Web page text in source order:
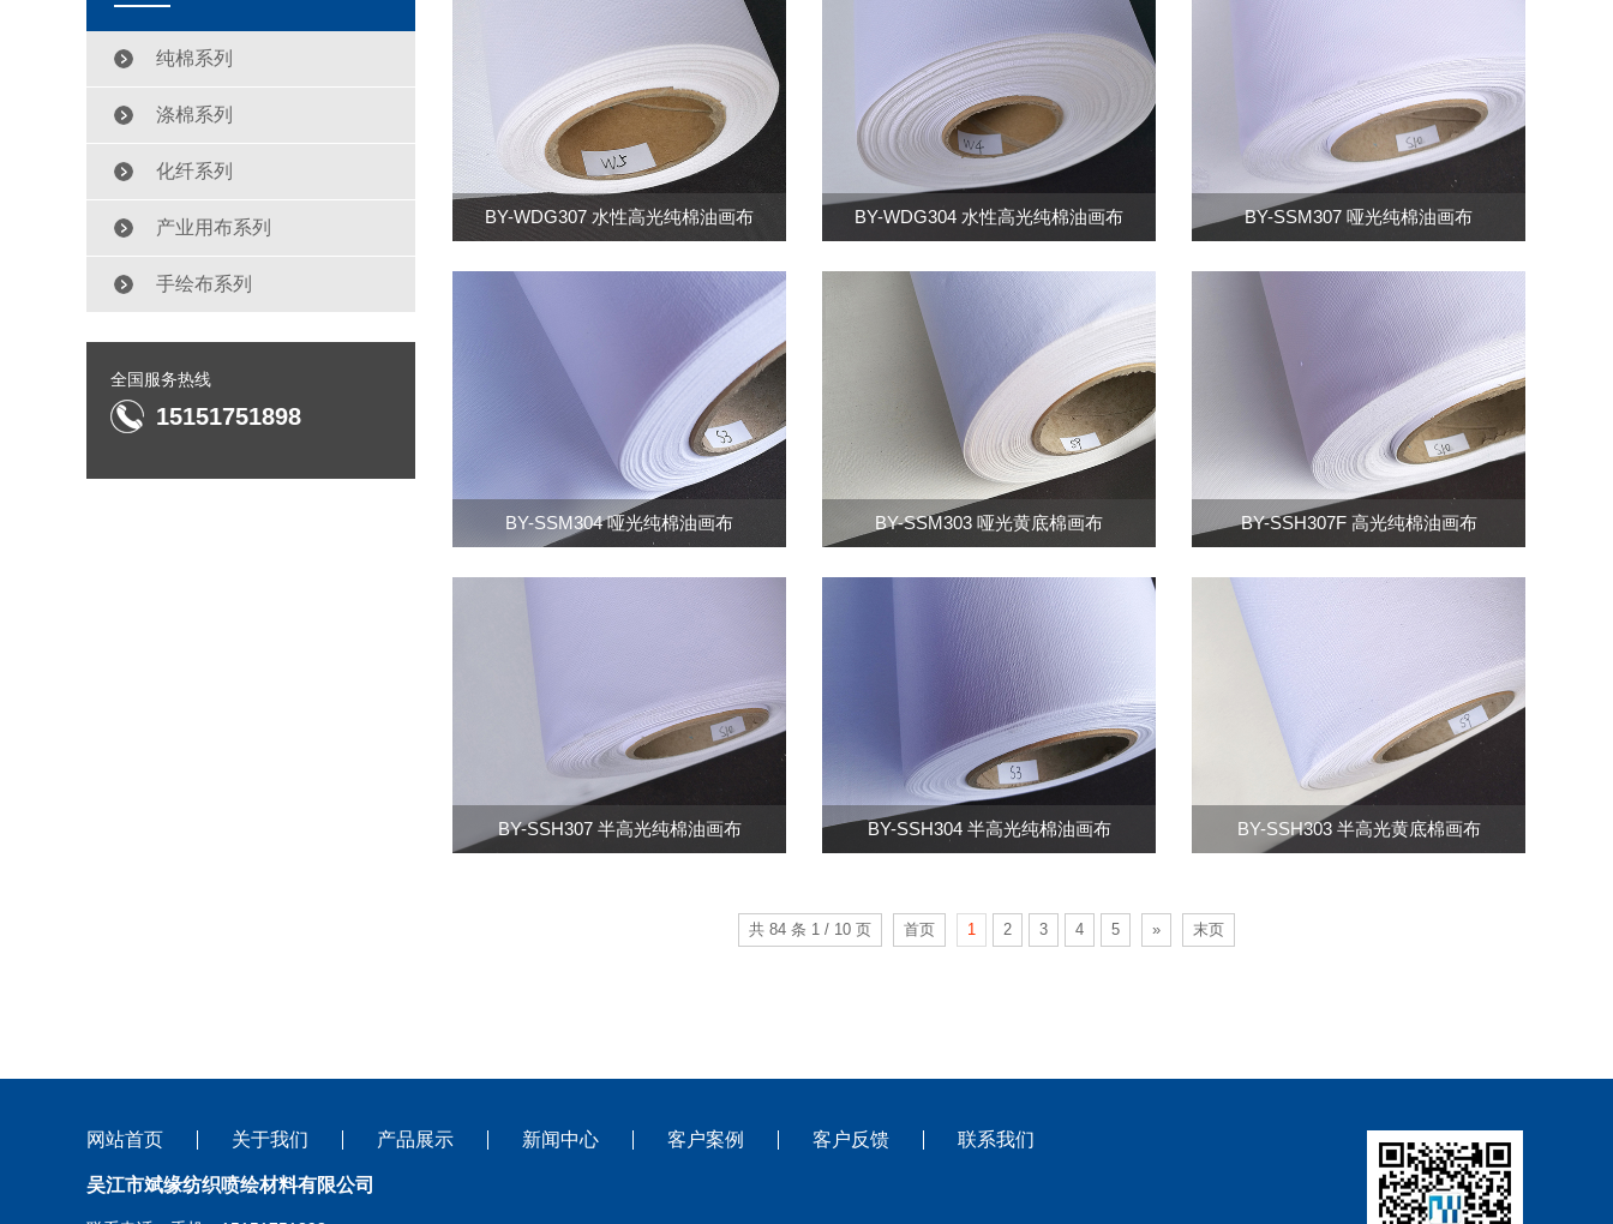
纯棉系列
涤棉系列
化纤系列
产业用布系列
手绘布系列
全国服务热线
15151751898
BY-WDG307 水性高光纯棉油画布 BY-WDG304 水性高光纯棉油画布 BY-SSM307 哑光纯棉油画布
BY-SSM304 哑光纯棉油画布 BY-SSM303 哑光黄底棉画布 BY-SSH307F 高光纯棉油画布
BY-SSH307 半高光纯棉油画布 BY-SSH304 半高光纯棉油画布 BY-SSH303 半高光黄底棉画布
共 84 条 1 / 10 页 首页 1 2 3 4 5 » 末页
网站首页 关于我们 产品展示 新闻中心 客户案例 客户反馈 联系我们
吴江市斌缘纺织喷绘材料有限公司